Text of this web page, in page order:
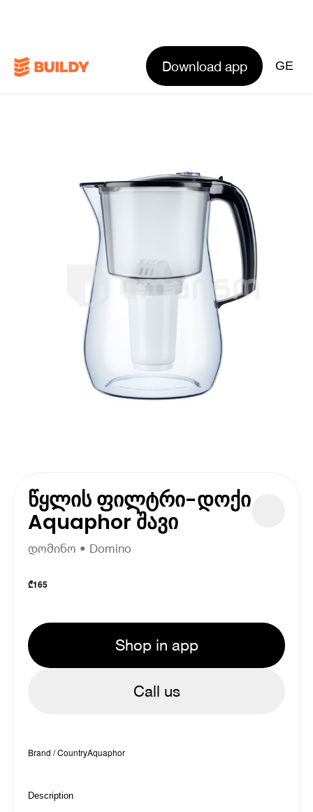
Download app GE
წყლის ფილტრი-დოქი
Aquaphor შავი
დომინო • Domino
₾165
Shop in app
Call us
Brand / CountryAquaphor
Description